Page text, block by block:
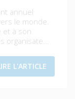
annuel
le monde.
et à son
organisate...
L'ARTICLE